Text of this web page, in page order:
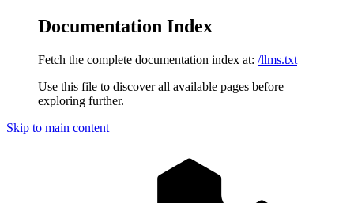
Documentation Index
Fetch the complete documentation index at: /llms.txt
Use this file to discover all available pages before
exploring further.
Skip to main content